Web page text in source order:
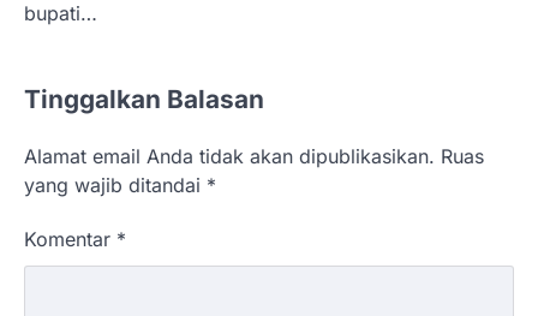
bupati…
Tinggalkan Balasan
Alamat email Anda tidak akan dipublikasikan. Ruas
yang wajib ditandai *
Komentar *